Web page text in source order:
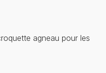
agneau pour les